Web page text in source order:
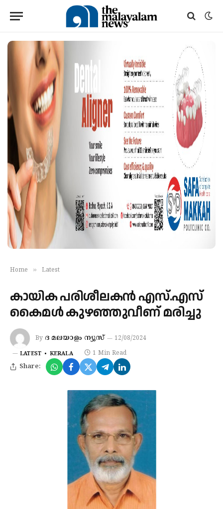
Home » Latest
കായിക പരിശീലകൻ എസ്.എസ്
കൈമൾ കുഴഞ്ഞുവീണ് മരിച്ചു
By ദ മലയാളം ന്യൂസ്‌ 12/08/2024
LATEST KERALA 1 Min Read
Share: